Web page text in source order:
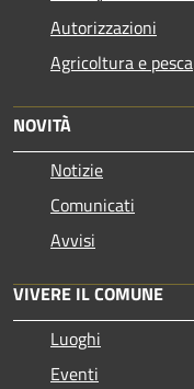
Autorizzazioni
Agricoltura e pesca
NOVITÀ
Notizie
Comunicati
Avvisi
VIVERE IL COMUNE
Luoghi
Eventi